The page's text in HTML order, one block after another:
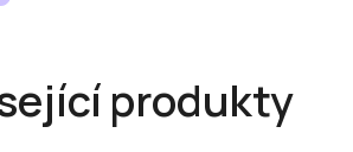
produkty